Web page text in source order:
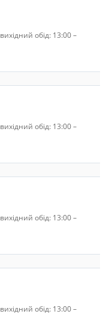
обід: 13:00 –
обід: 13:00 –
обід: 13:00 –
обід: 13:00 –